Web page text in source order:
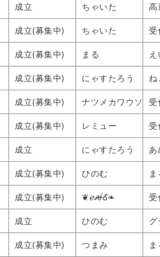
成立 ちゃいた 高
成立(募集中) ちゃいた 受
成立(募集中) まる
成立(募集中) にゃすたろう ね
成立(募集中) ナツメカワウソ 受
成立(募集中) レミュー 受
成立 にゃすたろう あ
成立(募集中) ひのむ ま
成立(募集中) ❦ℯꫛᎴ❧ 受
成立 ひのむ グ
成立(募集中) つまみ ま
成立 ちゃいた 高
成立(募集中) ちゃいた 受
成立(募集中) まる
成立(募集中) にゃすたろう ね
成立(募集中) ナツメカワウソ 受
成立(募集中) レミュー 受
成立 にゃすたろう あ
成立(募集中) ひのむ ま
成立(募集中) ❦ℯꫛᎴ❧ 受
成立 ひのむ グ
成立(募集中) つまみ ま
成立 ちゃいた 高
成立(募集中) ちゃいた 受
成立(募集中) まる
成立(募集中) にゃすたろう ね
成立(募集中) ナツメカワウソ 受
成立(募集中) レミュー 受
成立 にゃすたろう あ
成立(募集中) ひのむ ま
成立(募集中) ❦ℯꫛᎴ❧ 受
成立 ひのむ グ
成立(募集中) つまみ ま
成立 ちゃいた 高
成立(募集中) ちゃいた 受
成立(募集中) まる
成立(募集中) にゃすたろう ね
成立(募集中) ナツメカワウソ 受
成立(募集中) レミュー 受
成立 にゃすたろう あ
成立(募集中) ひのむ ま
成立(募集中) ❦ℯꫛᎴ❧ 受
成立 ひのむ グ
成立(募集中) つまみ ま